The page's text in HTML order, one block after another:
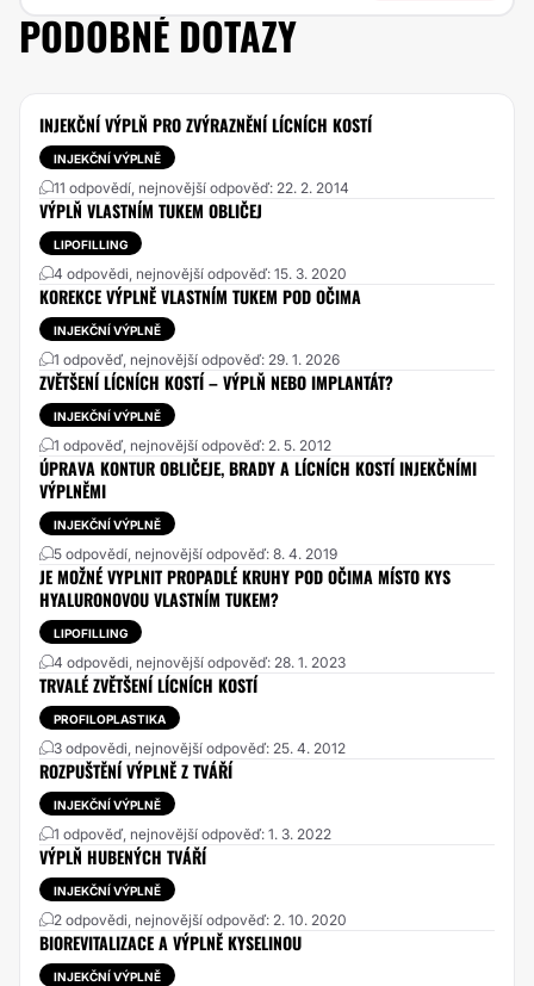
PODOBNÉ DOTAZY
INJEKČNÍ VÝPLŇ PRO ZVÝRAZNĚNÍ LÍCNÍCH KOSTÍ
INJEKČNÍ VÝPLNĚ
11 odpovědí, nejnovější odpověď: 22. 2. 2014
VÝPLŇ VLASTNÍM TUKEM OBLIČEJ
LIPOFILLING
4 odpovědi, nejnovější odpověď: 15. 3. 2020
KOREKCE VÝPLNĚ VLASTNÍM TUKEM POD OČIMA
INJEKČNÍ VÝPLNĚ
1 odpověď, nejnovější odpověď: 29. 1. 2026
ZVĚTŠENÍ LÍCNÍCH KOSTÍ – VÝPLŇ NEBO IMPLANTÁT?
INJEKČNÍ VÝPLNĚ
1 odpověď, nejnovější odpověď: 2. 5. 2012
ÚPRAVA KONTUR OBLIČEJE, BRADY A LÍCNÍCH KOSTÍ INJEKČNÍMI
VÝPLNĚMI
INJEKČNÍ VÝPLNĚ
5 odpovědí, nejnovější odpověď: 8. 4. 2019
JE MOŽNÉ VYPLNIT PROPADLÉ KRUHY POD OČIMA MÍSTO KYS
HYALURONOVOU VLASTNÍM TUKEM?
LIPOFILLING
4 odpovědi, nejnovější odpověď: 28. 1. 2023
TRVALÉ ZVĚTŠENÍ LÍCNÍCH KOSTÍ
PROFILOPLASTIKA
3 odpovědi, nejnovější odpověď: 25. 4. 2012
ROZPUŠTĚNÍ VÝPLNĚ Z TVÁŘÍ
INJEKČNÍ VÝPLNĚ
1 odpověď, nejnovější odpověď: 1. 3. 2022
VÝPLŇ HUBENÝCH TVÁŘÍ
INJEKČNÍ VÝPLNĚ
2 odpovědi, nejnovější odpověď: 2. 10. 2020
BIOREVITALIZACE A VÝPLNĚ KYSELINOU
INJEKČNÍ VÝPLNĚ